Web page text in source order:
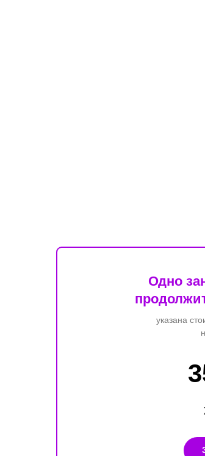
Одно
указана